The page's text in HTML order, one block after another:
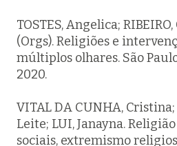
TOSTES, Angelica;
(Orgs). Religiões e
múltiplos olhares. São
2020.
VITAL DA CUNHA, Cristina;
Leite; LUI, Janayna.
sociais, extremismo